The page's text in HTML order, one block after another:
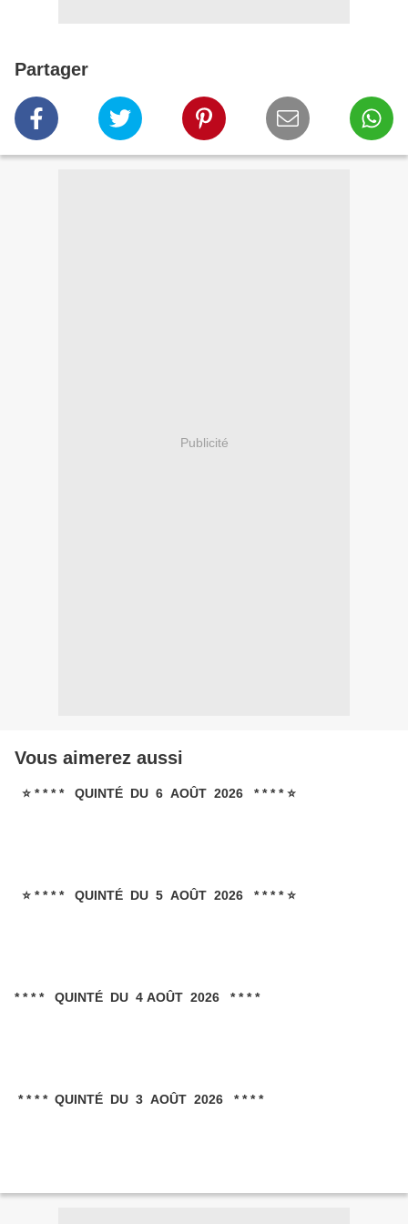
Partager
Publicité
Vous aimerez aussi
⭐ * * * * QUINTÉ DU 6 AOÛT 2026 * * * * ⭐
⭐ * * * * QUINTÉ DU 5 AOÛT 2026 * * * * ⭐
* * * * QUINTÉ DU 4 AOÛT 2026 * * * *
* * * * QUINTÉ DU 3 AOÛT 2026 * * * *